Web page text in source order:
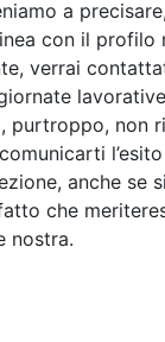
a
con il profilo
verrai
purtroppo, non
anche se
che
nostra.